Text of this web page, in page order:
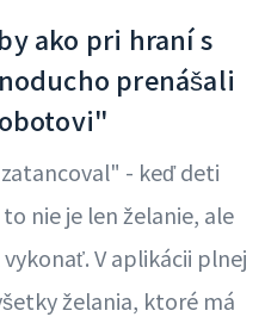
ako pri hraní s
prenášali
- keď deti
nie je len želanie, ale
V aplikácii plnej
želania, ktoré má